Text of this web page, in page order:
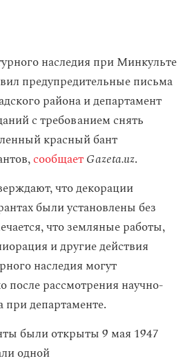
наследия при Минкульте
предупредительные письма
района и департамент
с требованием снять
красный бант
сообщаетGazeta.uz.
что декорации
были установлены без
что земляные работы,
и другие действия
наследия могут
после рассмотрения научно-
при департаменте.
были открыты 9 мая 1947
одной